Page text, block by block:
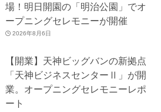
場！明日開園の「明治公園」でオ
ープニングセレモニーが開催
2026年8月6日
【開業】天神ビッグバンの新拠点
「天神ビジネスセンターⅡ」が開
業。オープニングセレモニーレポ
ート